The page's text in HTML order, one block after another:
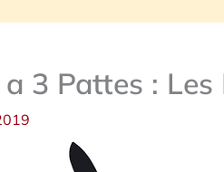
3 Pattes : Les